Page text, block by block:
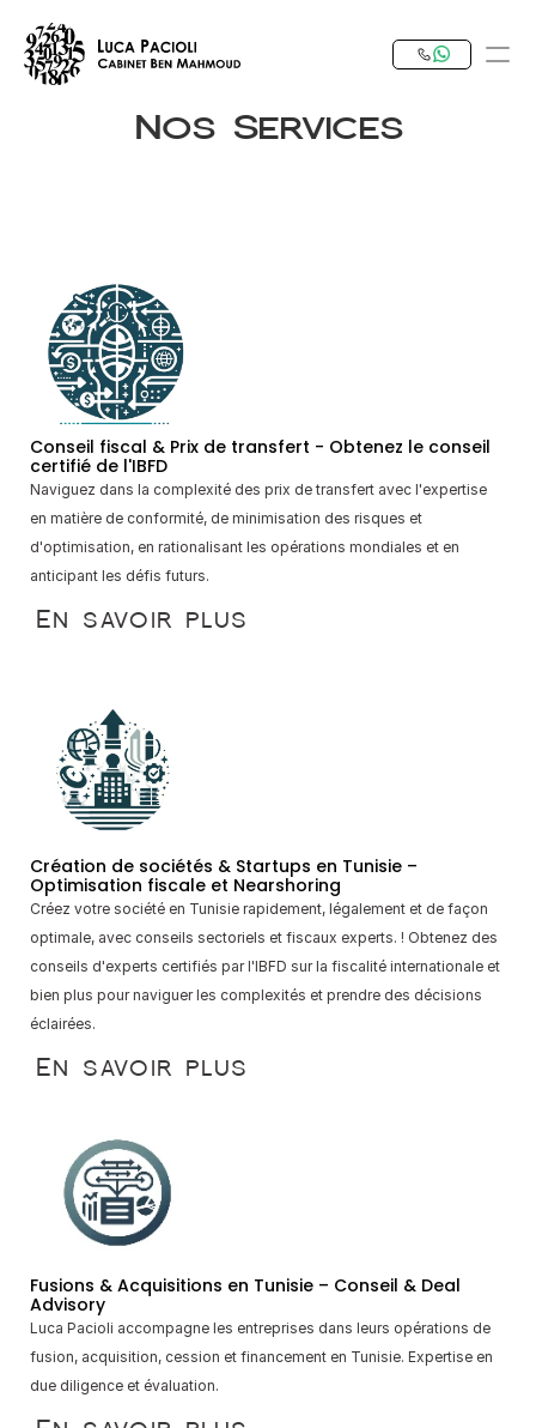
Notre Expertise
Investir en Tunisie
Publish
RESOURCES
Blog
About
COMMUNITY
Events
Experts
Select Language
Nos Services
Contactez-nous dès aujourd’hui !
Conseil fiscal & Prix de transfert - Obtenez le conseil
certifié de l'IBFD
Naviguez dans la complexité des prix de transfert avec l'expertise
en matière de conformité, de minimisation des risques et
d'optimisation, en rationalisant les opérations mondiales et en
anticipant les défis futurs.
En savoir plus
Création de sociétés & Startups en Tunisie –
Optimisation fiscale et Nearshoring
Créez votre société en Tunisie rapidement, légalement et de façon
optimale, avec conseils sectoriels et fiscaux experts. ! Obtenez des
conseils d'experts certifiés par l'IBFD sur la fiscalité internationale et
bien plus pour naviguer les complexités et prendre des décisions
éclairées.
En savoir plus
Fusions & Acquisitions en Tunisie – Conseil & Deal
Advisory
Luca Pacioli accompagne les entreprises dans leurs opérations de
fusion, acquisition, cession et financement en Tunisie. Expertise en
due diligence et évaluation.